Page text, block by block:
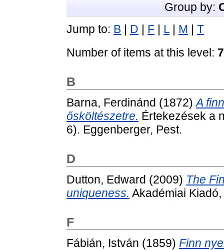
Group by:
Jump to: B D F L M
T
Number of items at this level: 7
B
Barna, Ferdinánd (1872)A
ősköltészetre. Értekezések a
6). Eggenberger, Pest.
D
Dutton, Edward (2009) The
uniqueness. Akadémiai
F
Fábián, István (1859) Finn